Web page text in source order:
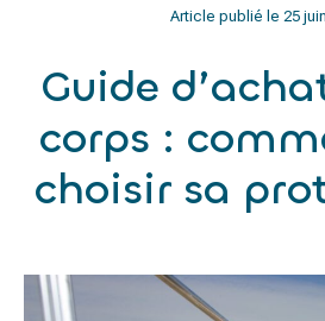
Article publié le 25
Guide
corps :
choisir sa